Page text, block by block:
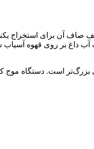
آن برای استخراج
در دو اندازه وجود دارد: 155 و 185. شماره 155 کوچک‌تر است و برای